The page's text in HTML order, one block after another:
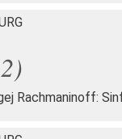
Rachmaninoff: